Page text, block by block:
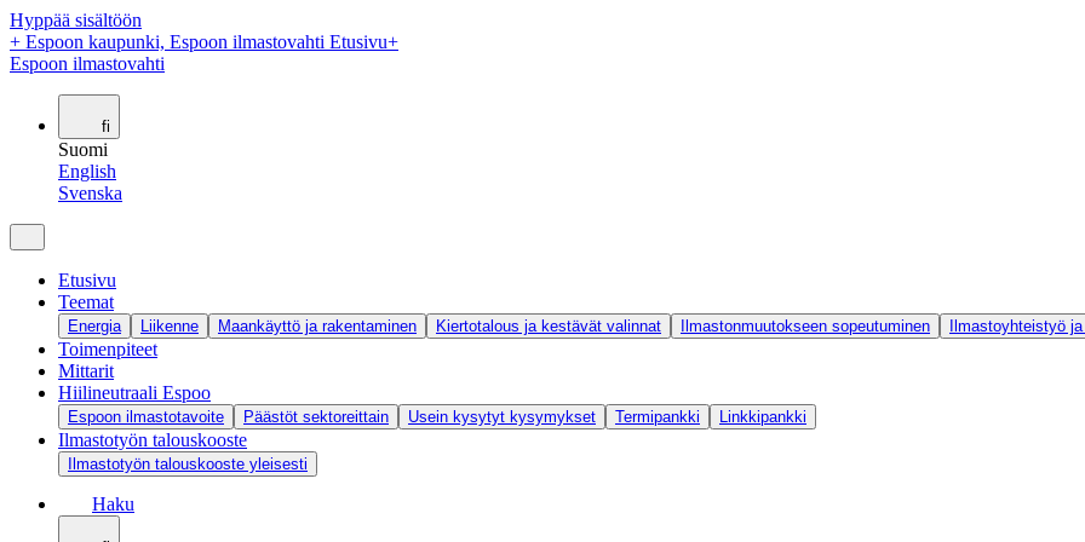
Hyppää sisältöön
+ Espoon kaupunki, Espoon ilmastovahti Etusivu+
Espoon ilmastovahti
fi
Suomi
English
Svenska
Etusivu
Teemat
Energia Liikenne Maankäyttö ja rakentaminen Kiertotalous ja kestävät valinnat Ilmastonmuutokseen sopeutuminen Ilmastoyhteistyö
Toimenpiteet
Mittarit
Hiilineutraali Espoo
Espoon ilmastotavoite Päästöt sektoreittain Usein kysytyt kysymykset Termipankki Linkkipankki
Ilmastotyön talouskooste
Ilmastotyön talouskooste yleisesti
Haku